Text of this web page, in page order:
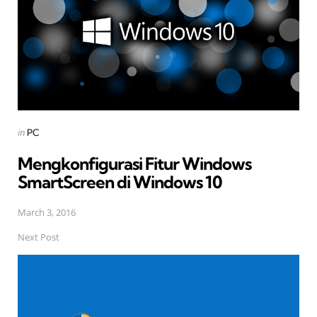
Posted
in PC
Mengkonfigurasi Fitur Windows
SmartScreen di Windows 10
March 3, 2016
Next Post